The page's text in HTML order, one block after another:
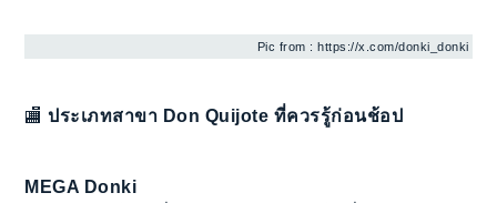
Pic from : https://x.com/donki_donki
🏬ประเภทสาขา Don Quijote ที่ควรรู้ก่อนช้อป
MEGA Donki